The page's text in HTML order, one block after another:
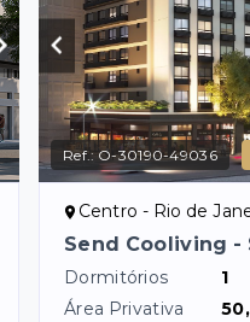
Ref.: O-30190-49036
Centro - Rio de
Send Cooliving -
Dormitórios
1
Área Privativa